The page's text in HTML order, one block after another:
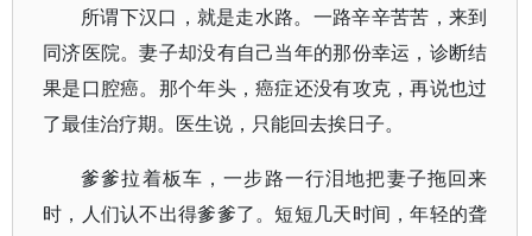
所谓下汉口，就是走水路。一路辛辛苦苦，来到
同济医院。妻子却没有自己当年的那份幸运，诊断结
果是口腔癌。那个年头，癌症还没有攻克，再说也过
了最佳治疗期。医生说，只能回去挨日子。
爹爹拉着板车，一步路一行泪地把妻子拖回来
时，人们认不出得爹爹了。短短几天时间，年轻的聋